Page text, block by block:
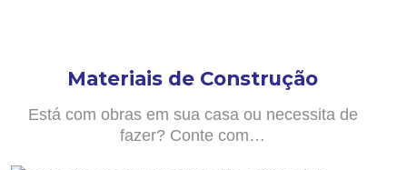
Materiais de Construção
Está com obras em sua casa ou necessita de
fazer? Conte com…